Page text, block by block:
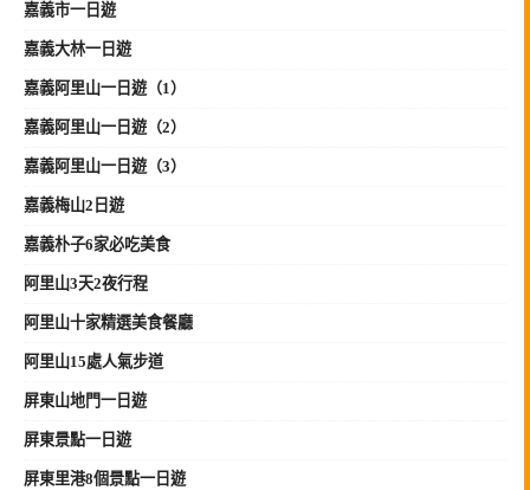
嘉義市一日遊
嘉義大林一日遊
嘉義阿里山一日遊（1）
嘉義阿里山一日遊（2）
嘉義阿里山一日遊（3）
嘉義梅山2日遊
嘉義朴子6家必吃美食
阿里山3天2夜行程
阿里山十家精選美食餐廳
阿里山15處人氣步道
屏東山地門一日遊
屏東景點一日遊
屏東里港8個景點一日遊